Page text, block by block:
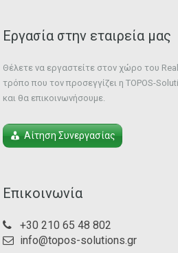
Εργασία στην εταιρεία μας
Θέλετε να εργαστείτε στον χώρο του
τρόπο που τον προσεγγίζει η TOPOS-
και θα επικοινωνήσουμε.
Αίτηση Συνεργασίας
Επικοινωνία
+30 210 65 48 802
info@topos-solutions.gr